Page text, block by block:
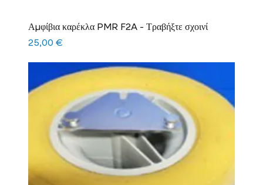
Αμφίβια καρέκλα PMR F2A - Τραβήξτε σχοινί
Τιμή
25,00 €